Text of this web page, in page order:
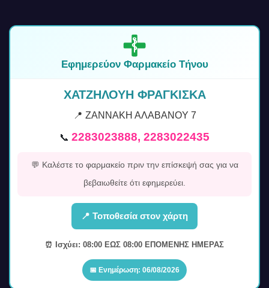
Εφημερεύον Φαρμακείο Τήνου
ΧΑΤΖΗΛΟΥΗ ΦΡΑΓΚΙΣΚΑ
📍 ΖΑΝΝΑΚΗ ΑΛΑΒΑΝΟΥ 7
📞 2283023888, 2283022435
💬 Καλέστε το φαρμακείο πριν την επίσκεψή σας για να
βεβαιωθείτε ότι εφημερεύει.
📍 Τοποθεσία στον χάρτη
⏰ Ισχύει: 08:00 ΕΩΣ 08:00 ΕΠΟΜΕΝΗΣ ΗΜΕΡΑΣ
📅 Ενημέρωση: 06/08/2026